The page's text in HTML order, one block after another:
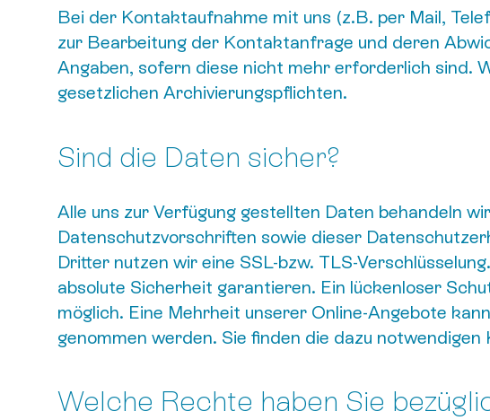
Bei der Kontaktaufnahme mit uns (z.B. per Mail,
zur Bearbeitung der Kontaktanfrage und deren
Angaben, sofern diese nicht mehr erforderlich sind.
gesetzlichen Archivierungspflichten.
Sind die Daten sicher?
Alle uns zur Verfügung gestellten Daten behandeln
Datenschutzvorschriften sowie dieser
Dritter nutzen wir eine SSL-bzw. TLS-
absolute Sicherheit garantieren. Ein lückenloser
möglich. Eine Mehrheit unserer Online-Angebote
genommen werden. Sie finden die dazu
Welche Rechte haben Sie